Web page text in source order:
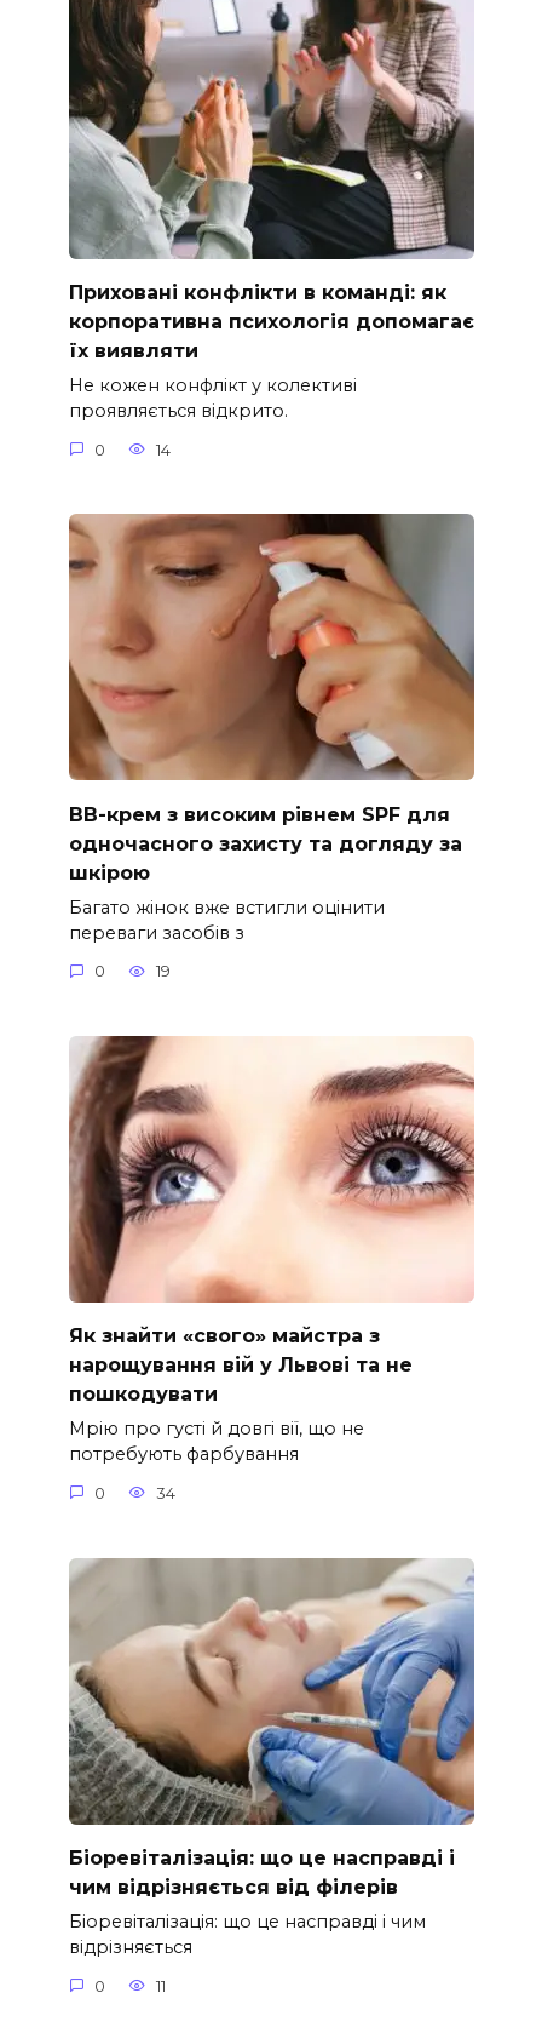
Приховані конфлікти в команді: як
корпоративна психологія допомагає
їх виявляти
Не кожен конфлікт у колективі
проявляється відкрито.
0 14
ВВ-крем з високим рівнем SPF для
одночасного захисту та догляду за
шкірою
Багато жінок вже встигли оцінити
переваги засобів з
0 19
Як знайти «свого» майстра з
нарощування вій у Львові та не
пошкодувати
Мрію про густі й довгі вії, що не
потребують фарбування
0 34
Біоревіталізація: що це насправді і
чим відрізняється від філерів
Біоревіталізація: що це насправді і чим
відрізняється
0 11